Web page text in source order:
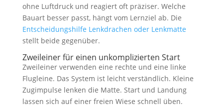
ohne Luftdruck und reagiert oft präziser. Welche
Bauart besser passt, hängt vom Lernziel ab. Die
Entscheidungshilfe Lenkdrachen oder Lenkmatte
stellt beide gegenüber.
Zweileiner für einen unkomplizierten Start
Zweileiner verwenden eine rechte und eine linke
Flugleine. Das System ist leicht verständlich. Kleine
Zugimpulse lenken die Matte. Start und Landung
lassen sich auf einer freien Wiese schnell üben.